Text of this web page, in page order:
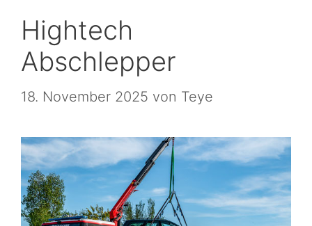
Hightech
Abschlepper
18. November 2025 von Teye